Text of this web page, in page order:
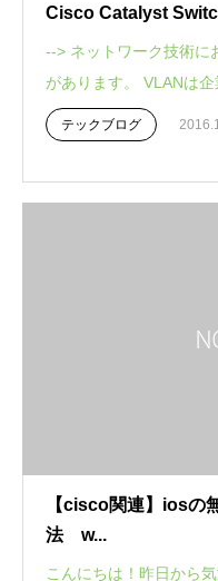
Cisco Catalyst
--> ネットワーク技術に
があります。 VLANは
テックブログ
【cisco関連】iosの
法 w...
こんにちは！昨日から